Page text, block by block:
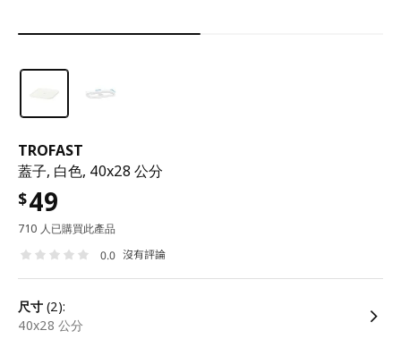
TROFAST
蓋子, 白色, 40x28 公分
$49
710 人已購買此產品
0.0 沒有評論
尺寸 (2):
40x28 公分